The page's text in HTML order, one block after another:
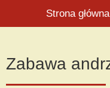
Zabawa
Strona główna